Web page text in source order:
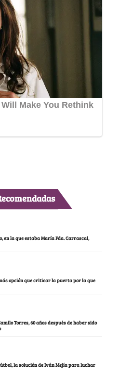
en la que estaba María Fda. Carrascal,
opción que criticar la puerta por la que
Torres, 60 años después de haber sido
la solución de Iván Mejía para luchar